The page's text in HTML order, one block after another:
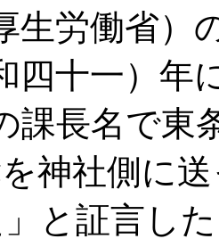
生労働省
四十一）
課長名で東
神社側に
と証言し